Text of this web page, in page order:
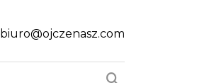
biuro@ojczenasz.com